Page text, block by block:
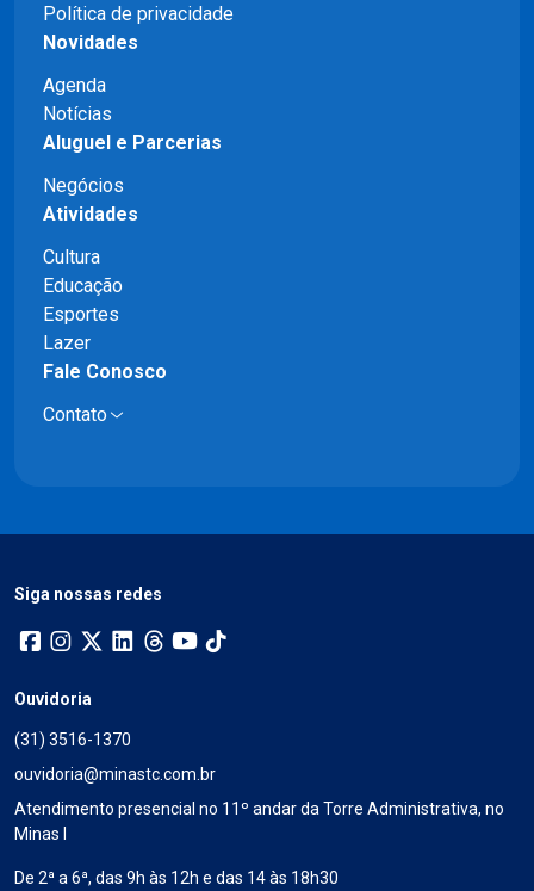
Política de privacidade
Novidades
Agenda
Notícias
Aluguel e Parcerias
Negócios
Atividades
Cultura
Educação
Esportes
Lazer
Fale Conosco
Contato
Siga nossas redes
Ouvidoria
(31) 3516-1370
ouvidoria@minastc.com.br
Atendimento presencial no 11º andar da Torre Administrativa, no
Minas I
De 2ª a 6ª, das 9h às 12h e das 14 às 18h30